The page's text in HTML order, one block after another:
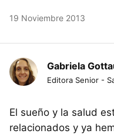
19 Noviembre 2013
Gabriela
Editora Senior -
El sueño y la salud
relacionados y ya